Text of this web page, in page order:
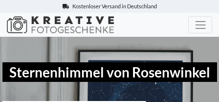
Kostenloser Versand in Deutschland
Kreative-Fotogeschenke.de
Sternenhimmel von Rosenwinkel